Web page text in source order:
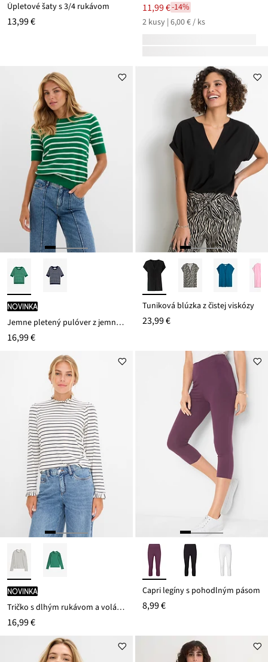
Úpletové šaty s 3/4 rukávom
13,99 €
11,99 €-14%
2 kusy | 6,00 € / ks
novinka
Jemne pletený pulóver z jemného viskózového mixu
16,99 €
Tuniková blúzka z čistej viskózy
23,99 €
novinka
Tričko s dlhým rukávom a volánmi
16,99 €
Capri legíny s pohodlným pásom
8,99 €